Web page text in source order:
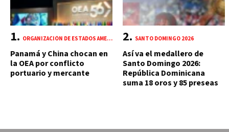
ORGANIZACIÓN DE ESTADOS AMERICANOS (OEA)
Panamá y China chocan en
la OEA por conflicto
portuario y mercante
SANTO DOMINGO 2026
Así va el medallero de
Santo Domingo 2026:
República Dominicana
suma 18 oros y 85 preseas